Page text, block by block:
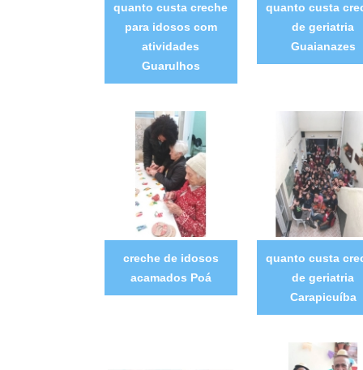
quanto custa creche
para idosos com
atividades
Guarulhos
quanto custa
de geriatria
Guaianazes
creche de idosos
acamados Poá
quanto custa
de geriatria
Carapicuíba